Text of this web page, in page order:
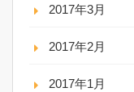
2017年3月
2017年2月
2017年1月